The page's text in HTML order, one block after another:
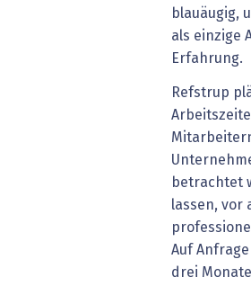
blauäugig,
als einzige
Erfahrung.
Refstrup
betrachtet
lassen, vor
Auf
drei